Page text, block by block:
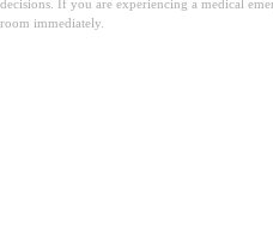
decisions. If you are experiencing a medical
room immediately.